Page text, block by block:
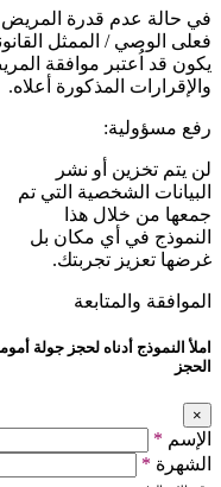
في حالة عدم قدرة المريض
فعلى الوصي / الممثل
يكون قد اُعتبر موافقة
والإقرارات المذكورة أعلاه.
رفع مسؤولية:
لن يتم تخزين أو نشر
البيانات الشخصية التي تم
جمعها من خلال هذا
النموذج في أي مكان بل
غرضها تعزيز تجربتك.
الموافقة والمتابعة
املأ النموذج أدناه لحجز جولة
الحجز
×
الإسم *
الشهرة *